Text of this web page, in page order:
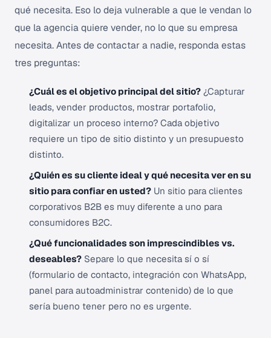
qué necesita. Eso lo deja vulnerable a que le vendan lo
que la agencia quiere vender, no lo que su empresa
necesita. Antes de contactar a nadie, responda estas
tres preguntas:
¿Cuál es el objetivo principal del sitio? ¿Capturar
leads, vender productos, mostrar portafolio,
digitalizar un proceso interno? Cada objetivo
requiere un tipo de sitio distinto y un presupuesto
distinto.
¿Quién es su cliente ideal y qué necesita ver en su
sitio para confiar en usted? Un sitio para clientes
corporativos B2B es muy diferente a uno para
consumidores B2C.
¿Qué funcionalidades son imprescindibles vs.
deseables? Separe lo que necesita sí o sí
(formulario de contacto, integración con WhatsApp,
panel para autoadministrar contenido) de lo que
sería bueno tener pero no es urgente.